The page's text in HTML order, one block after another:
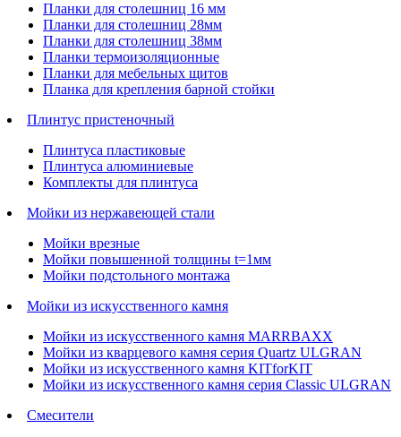
Планки для столешниц 16 мм
Планки для столешниц 28мм
Планки для столешниц 38мм
Планки термоизоляционные
Планки для мебельных щитов
Планка для крепления барной стойки
Плинтус пристеночный
Плинтуса пластиковые
Плинтуса алюминиевые
Комплекты для плинтуса
Мойки из нержавеющей стали
Мойки врезные
Мойки повышенной толщины t=1мм
Мойки подстольного монтажа
Мойки из искусственного камня
Мойки из искусственного камня MARRBAXX
Мойки из кварцевого камня серия Quartz ULGRAN
Мойки из искусственного камня KITforKIT
Мойки из искусственного камня серия Classic ULGRAN
Смесители